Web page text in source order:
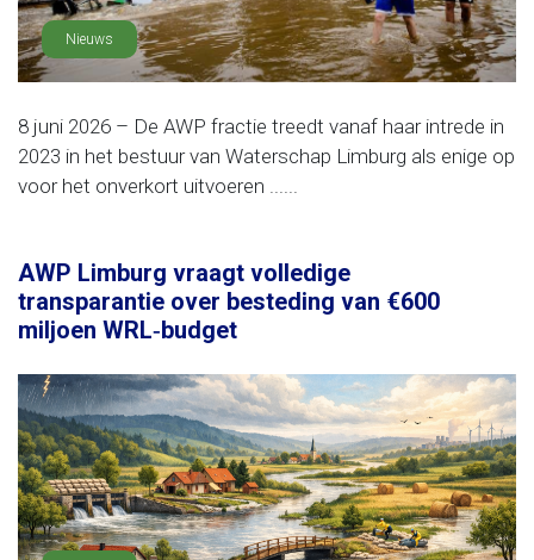
Nieuws
8 juni 2026 – De AWP fractie treedt vanaf haar intrede in
2023 in het bestuur van Waterschap Limburg als enige op
voor het onverkort uitvoeren ......
AWP Limburg vraagt volledige
transparantie over besteding van €600
miljoen WRL‑budget